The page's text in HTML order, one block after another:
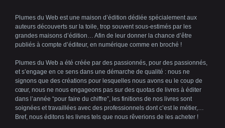
Plumes du Web est une maison d’édition dédiée spécialement aux
auteurs découverts sur la toile, trop souvent sous-estimés par les
grandes maisons d’édition… Afin de leur donner la chance d’être
publiés à compte d’éditeur, en numérique comme en broché !
Plumes du Web a été créée par des passionnés, pour des passionnés,
et s’engage en ce sens dans une démarche de qualité : nous ne
signons que des créations pour lesquelles nous avons eu le coup de
cœur, nous ne nous engageons pas sur des quotas de livres à éditer
dans l’année “pour faire du chiffre”, les finitions de nos livres sont
soignées et travaillées avec des professionnels dont c’est le métier,…
Bref, nous éditons les livres tels que nous rêverions de les acheter !